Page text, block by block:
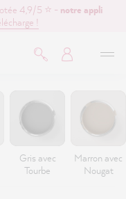
4,9/5 ⭐ - notre appli
!
Gris avec
Tourbe
Marron avec
Nougat